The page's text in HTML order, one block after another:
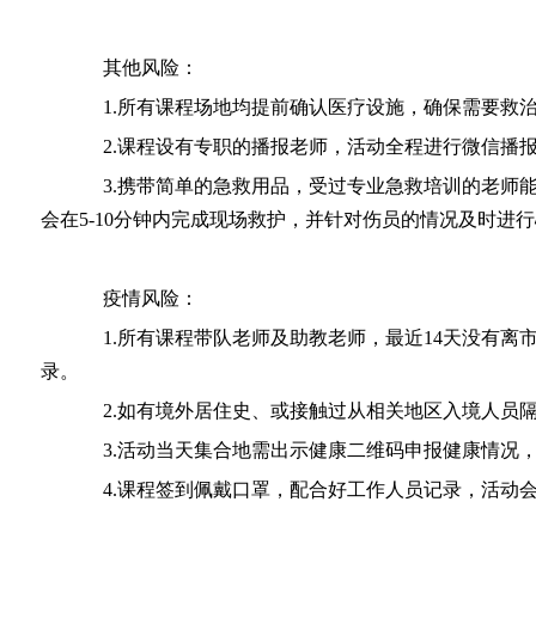
其他风险：
1.所有课程场地均提前确认医疗设施，确保需要救
2.课程设有专职的播报老师，活动全程进行微信播
3.携带简单的急救用品，受过专业急救培训的老师
会在5-10分钟内完成现场救护，并针对伤员的情况及时进
疫情风险：
1.所有课程带队老师及助教老师，最近14天没有离
录。
2.如有境外居住史、或接触过从相关地区入境人员
3.活动当天集合地需出示健康二维码申报健康情况
4.课程签到佩戴口罩，配合好工作人员记录，活动